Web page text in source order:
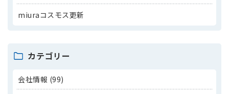
miuraコスモス更新
カテゴリー
会社情報 (99)